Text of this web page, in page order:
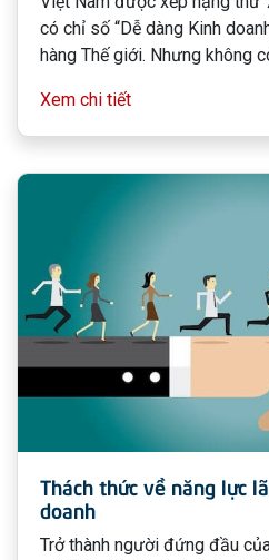
có chỉ số “Dễ dàng Kinh
hàng Thế giới. Nhưng không
Xem chi tiết
Thách thức về năng lực
doanh
Trở thành người đứng đầu